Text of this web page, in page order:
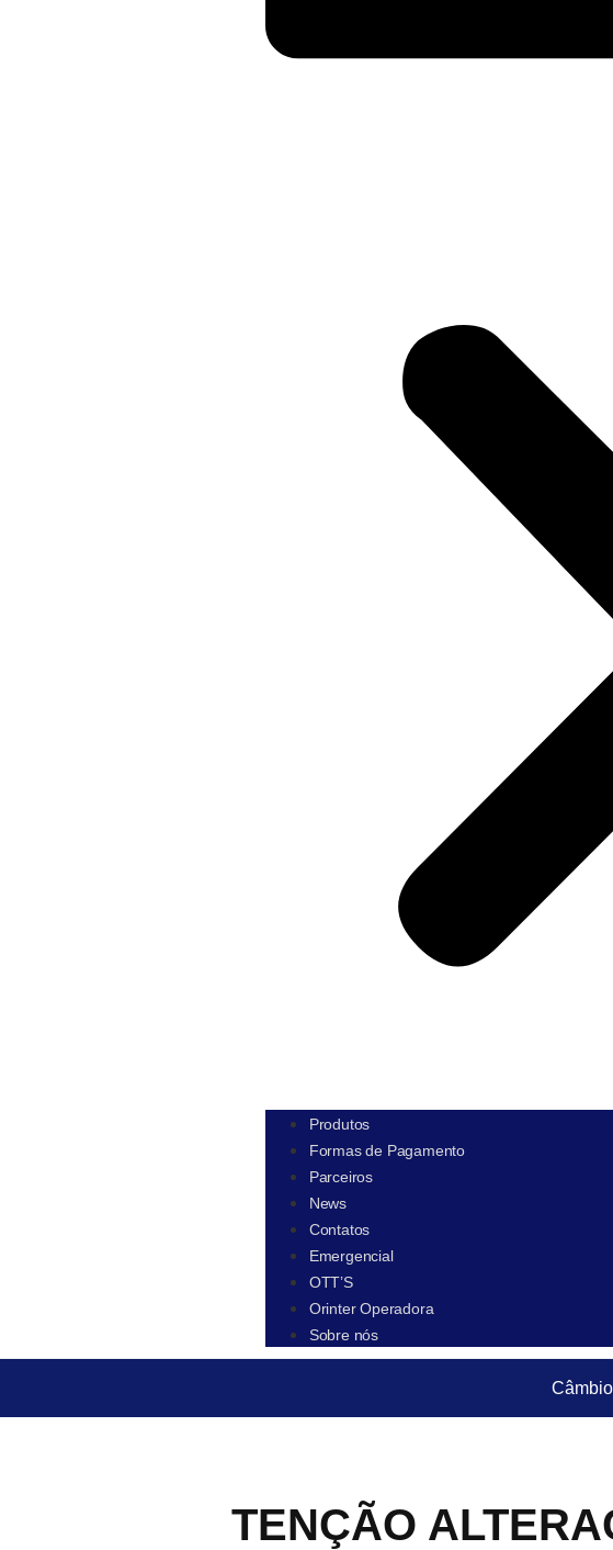
Produtos
Formas de Pagamento
Parceiros
News
Contatos
Emergencial
OTT’S
Orinter Operadora
Sobre nós
TENÇÃO